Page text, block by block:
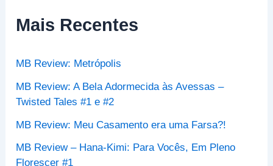
s
a
o
:
Mais Recentes
MB Review: Metrópolis
MB Review: A Bela Adormecida às Avessas –
Twisted Tales #1 e #2
MB Review: Meu Casamento era uma Farsa?!
MB Review – Hana-Kimi: Para Vocês, Em Pleno
Florescer #1